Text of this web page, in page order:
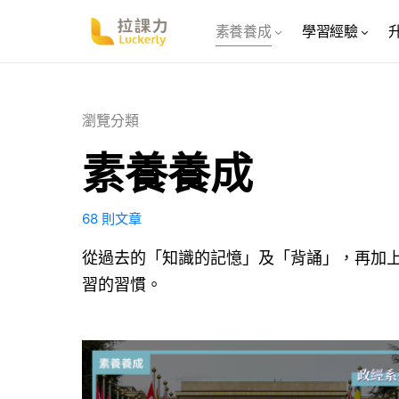
素養養成 學習經驗
瀏覽分類
素養養成
68 則文章
從過去的「知識的記憶」及「背誦」，再加
習的習慣。